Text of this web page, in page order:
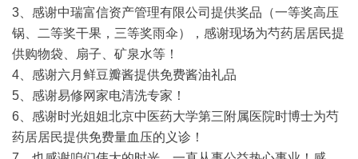
3、感谢中瑞富信资产管理有限公司提供奖品（一等奖高压
锅、二等奖干果，三等奖雨伞），感谢现场为芍药居居民提
供购物袋、扇子、矿泉水等！
4、感谢六月鲜豆瓣酱提供免费酱油礼品
5、感谢易修网家电清洗专家！
6、感谢时光姐姐北京中医药大学第三附属医院时博士为芍
药居居民提供免费量血压的义诊！